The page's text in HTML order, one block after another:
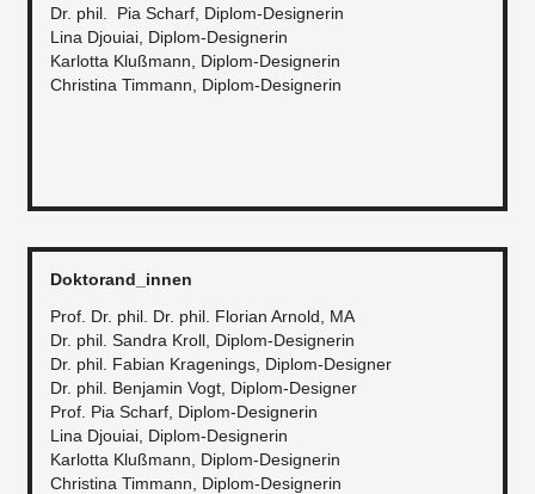
Dr. phil. Pia Scharf, Diplom-Designerin
Lina Djouiai, Diplom-Designerin
Karlotta Klußmann, Diplom-Designerin
Christina Timmann, Diplom-Designerin
Doktorand_innen
Prof. Dr. phil. Dr. phil. Florian Arnold, MA
Dr. phil. Sandra Kroll, Diplom-Designerin
Dr. phil. Fabian Kragenings, Diplom-Designer
Dr. phil. Benjamin Vogt, Diplom-Designer
Prof. Pia Scharf, Diplom-Designerin
Lina Djouiai, Diplom-Designerin
Karlotta Klußmann, Diplom-Designerin
Christina Timmann, Diplom-Designerin